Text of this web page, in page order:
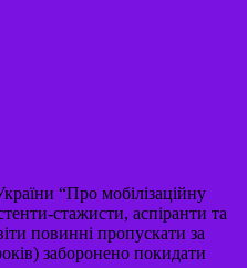
“Про мобілізаційну
стажисти, аспіранти та
повинні пропускати за
заборонено покидати